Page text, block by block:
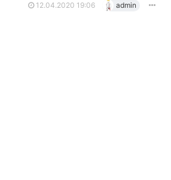
12.04.2020 19:06 admin